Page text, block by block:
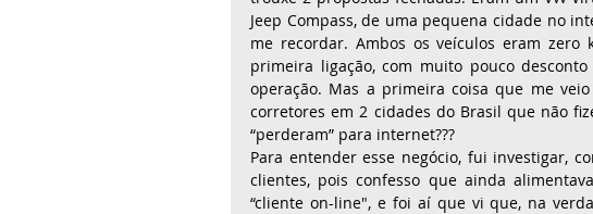
Jeep Compass, de uma pequena cidade no
me recordar. Ambos os veículos eram zero
primeira ligação, com muito pouco
operação. Mas a primeira coisa que me
corretores em 2 cidades do Brasil que não
“perderam” para internet???
Para entender esse negócio, fui investigar,
clientes, pois confesso que ainda
“cliente on-line", e foi aí que vi que, na